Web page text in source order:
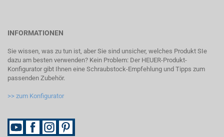
INFORMATIONEN
Sie wissen, was zu tun ist, aber Sie sind unsicher, welches Produkt SIe
dazu am besten verwenden? Kein Problem: Der HEUER-Produkt-
Konfigurator gibt Ihnen eine Schraubstock-Empfehlung und Tipps zum
passenden Zubehör.
>> zum Konfigurator